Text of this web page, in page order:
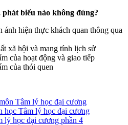
biểu nào không đúng?
hiện thực khách quan thông qua
xã hội và mang tính lịch sử
của hoạt động và giao tiếp
của thói quen
Tâm lý học đại cương
học Tâm lý học đại cương
lý học đại cương phần 4